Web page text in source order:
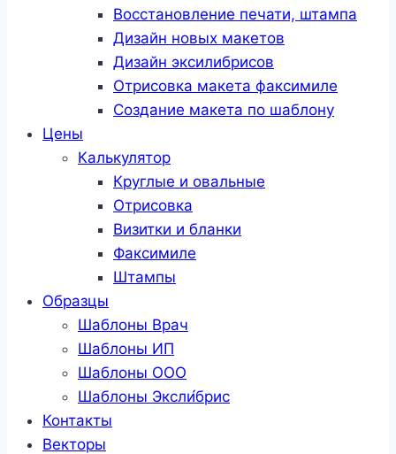
Восстановление печати, штампа
Дизайн новых макетов
Дизайн эксилибрисов
Отрисовка макета факсимиле
Создание макета по шаблону
Цены
Калькулятор
Круглые и овальные
Отрисовка
Визитки и бланки
Факсимиле
Штампы
Образцы
Шаблоны Врач
Шаблоны ИП
Шаблоны ООО
Шаблоны Эксли́брис
Контакты
Векторы